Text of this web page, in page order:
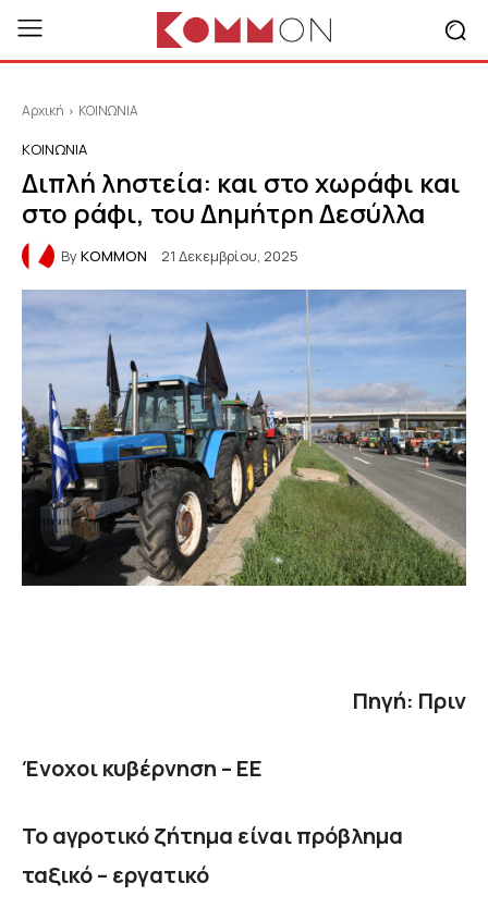
Αρχική ΚΟΙΝΩΝΙΑ
ΚΟΙΝΩΝΙΑ
Διπλή ληστεία: και στο χωράφι και
στο ράφι, του Δημήτρη Δεσύλλα
ByKOMMON 21 Δεκεμβρίου, 2025
Πηγή: Πριν
Ένοχοι κυβέρνηση – ΕΕ
Το αγροτικό ζήτημα είναι πρόβλημα
ταξικό – εργατικό